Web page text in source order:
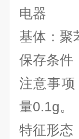
电器
基体：
保存条
注意事
量0.1g
特征形